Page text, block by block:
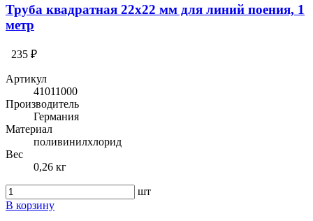
Труба квадратная 22х22 мм для линий поения, 1
метр
235 ₽
Артикул
41011000
Производитель
Германия
Материал
поливинилхлорид
Вес
0,26 кг
шт
В корзину